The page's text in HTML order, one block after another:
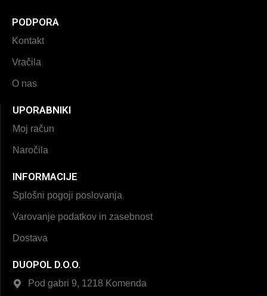
PODPORA
Kontakt
Vračila
O nas
UPORABNIKI
Moj račun
Naročila
INFORMACIJE
Splošni pogoji poslovanja
Varovanje podatkov in zasebnost
Dostava
DUOPOL D.O.O.
Pod gabri 9, 1218 Komenda